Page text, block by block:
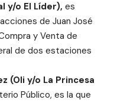
y/o El Líder), es
de Juan José
y Venta de
de dos estaciones
(Oli y/o La Princesa
Público, es la que